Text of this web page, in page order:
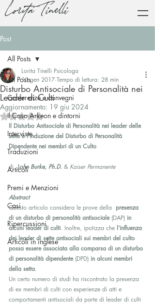
Lorita Tinelli
Post
All Posts
Conferenze e convegni
Il Caso Arkeon e dintorni
Interviste
Traduzioni
Articoli
Premi e Menzioni
Casi
Ripercussioni
Articoli in inglese
All Posts
Disturbo Antisociale di Personalità nei
Leader di Culti
Lorita Tinelli Psicologa
10 gen 2017 Tempo di lettura: 28 min
Aggiornamento: 19 giu 2024
Valutazione NaN stelle su 5.
Il Disturbo Antisociale di Personalità nei leader delle
sette e l’induzione del Disturbo di Personalità
Dipendente nei membri di un Culto
di John Burke, Ph.D. & Kaiser Permanente
Abstract
Questo articolo considera le prove della presenza
di un disturbo di personalità antisociale (DAP) in
alcuni leader di culti. Inoltre, ipotizza che l’influenza
dei leader di sette antisociali sui membri del culto
possa essere associata alla comparsa di un disturbo
di personalità dipendente (DPD) in alcuni membri
della setta.
Un certo numero di studi ha riscontrato la presenza
di ex membri di culti con esperienze di atti e
comportamenti antisociali da parte di leader di culti